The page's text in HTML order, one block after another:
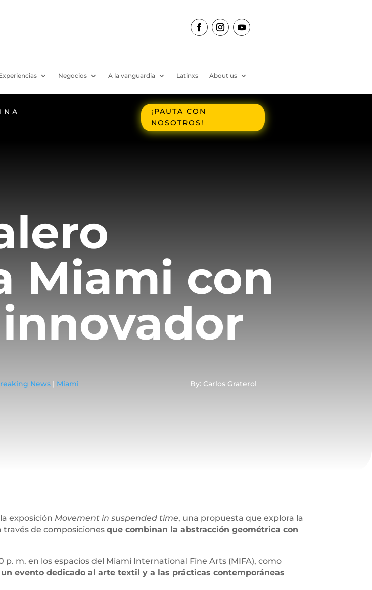
Negocios A la vanguardia Latinxs About us
¡PAUTA CON
NOSOTROS!
Miami con
News | Miami By: Carlos Graterol
exposición Movement in suspended time, una propuesta que explora la
través de composicionesque combinan la abstracción geométrica con
p. m. en los espacios del Miami International Fine Arts (MIFA), como
un evento dedicado al arte textil y a las prácticas contemporáneas